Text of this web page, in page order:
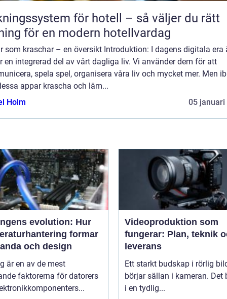
för hotell – så väljer du rätt
för en modern hotellvardag
som kraschar – en översikt Introduktion: I dagens digitala era
en integrerad del av vårt dagliga liv. Vi använder dem för att
spela spel, organisera våra liv och mycket mer. Men
appar krascha och läm...
Holm
05 januari
evolution: Hur
formar
och design
är en av de mest
faktorerna för datorers
Videoproduktion som
fungerar: Plan, teknik
leverans
Ett starkt budskap i rörlig
börjar sällan i kameran. Det
i en tydlig...